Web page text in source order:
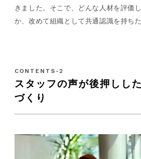
きました。そこで、どんな人材を評価
か、改めて組織として共通認識を持ち
スタッフの声が後押しし
づくり